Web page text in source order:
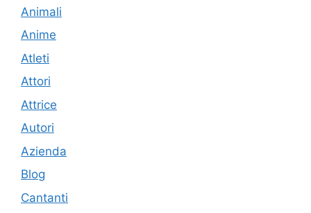
Animali
Anime
Atleti
Attori
Attrice
Autori
Azienda
Blog
Cantanti